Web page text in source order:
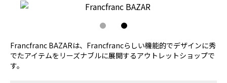
1 2
Francfranc BAZARは、Francfrancらしい機能的でデザインに秀
でたアイテムをリーズナブルに展開するアウトレットショップで
す。